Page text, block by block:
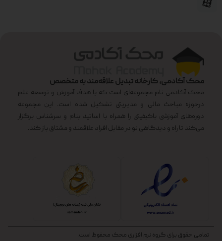
محک آکادمی، کارخانه تبدیل علاقه‌مند به متخصص
محک آکادمی نام مجموعه‌ای است که با هدف آموزش و توسعه علم
درحوزه مباحث مالی و مدیریتی تشکیل شده است. این مجموعه
دوره‌های آموزشی باکیفیتی را همراه با اساتید بنام و سرشناس برگزار
می‌کند تا راه و دیدگاهی نو در مقابل افراد علاقمند و مشتاق باز کند.
تمامی حقوق برای گروه نرم افزاری محک محفوظ است.